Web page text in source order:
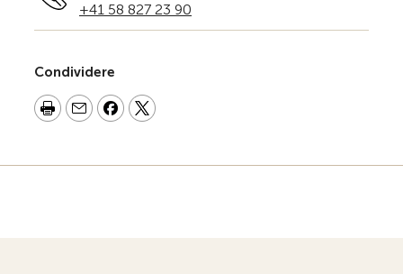
+41 58 827 23 90
Condividere